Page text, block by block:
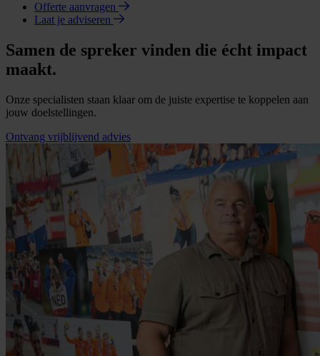
Offerte aanvragen
Laat je adviseren
Samen de spreker vinden die écht impact
maakt.
Onze specialisten staan klaar om de juiste expertise te koppelen aan
jouw doelstellingen.
Ontvang vrijblijvend advies